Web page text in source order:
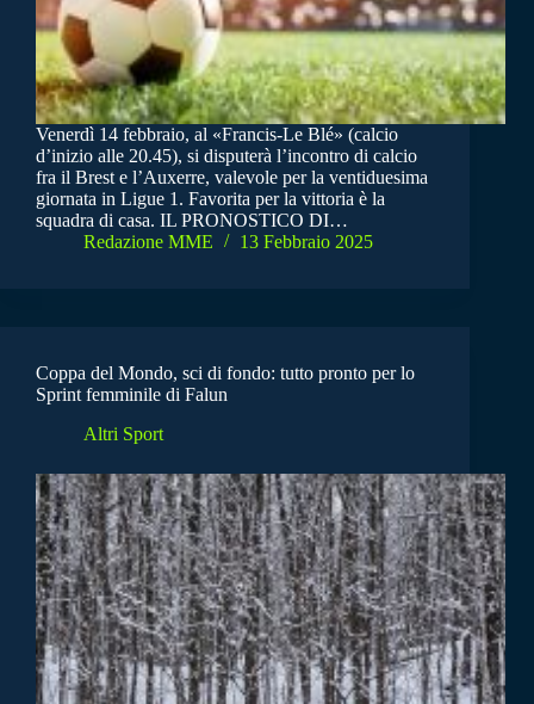
Venerdì 14 febbraio, al «Francis-Le Blé» (calcio
d’inizio alle 20.45), si disputerà l’incontro di calcio
fra il Brest e l’Auxerre, valevole per la ventiduesima
giornata in Ligue 1. Favorita per la vittoria è la
squadra di casa. IL PRONOSTICO DI…
Redazione MME
13 Febbraio 2025
Coppa del Mondo, sci di fondo: tutto pronto per lo
Sprint femminile di Falun
Altri Sport